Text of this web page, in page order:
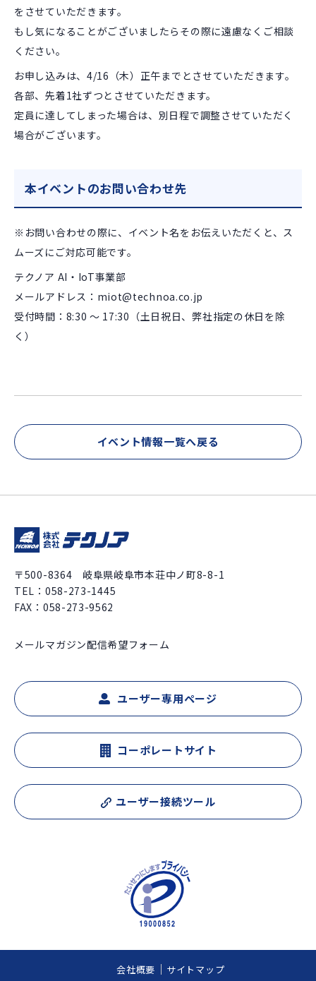
をさせていただきます。
もし気になることがございましたらその際に遠慮なくご相談
ください。
お申し込みは、4/16（木）正午までとさせていただきます。
各部、先着1社ずつとさせていただきます。
定員に達してしまった場合は、別日程で調整させていただく
場合がございます。
本イベントのお問い合わせ先
※お問い合わせの際に、イベント名をお伝えいただくと、ス
ムーズにご対応可能です。
テクノア AI・IoT事業部
メールアドレス：miot@technoa.co.jp
受付時間：8:30 ～ 17:30 （土日祝日、弊社指定の休日を除
く）
イベント情報一覧へ戻る
〒500-8364 岐阜県岐阜市本荘中ノ町8-8-1
TEL： 058-273-1445
FAX：058-273-9562
メールマガジン配信希望フォーム
ユーザー専用ページ
コーポレートサイト
ユーザー接続ツール
会社概要
サイトマップ